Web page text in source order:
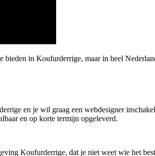
in Koufurderrige, maar in heel
en je wil graag een webdesigner
en op korte termijn opgeleverd.
Koufurderrige, dat je niet weet wie het